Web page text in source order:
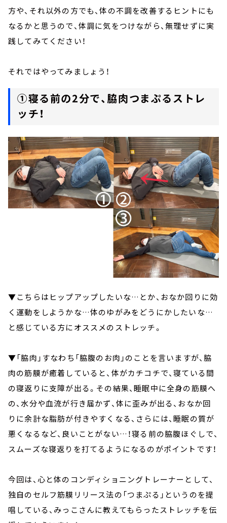
方や、それ以外の方でも、体の不調を改善するヒントにも
なるかと思うので、体調に気をつけながら、無理せずに実
践してみてください！
それではやってみましょう！
①寝る前の2分で、脇肉つまぷるストレ
ッチ！
▼こちらはヒップアップしたいな…とか、おなか回りに効
く運動をしようかな…体のゆがみをどうにかしたいな…
と感じている方にオススメのストレッチ。
▼「脇肉」すなわち「脇腹のお肉」のことを言いますが、脇
肉の筋膜が癒着していると、体がカチコチで、寝ている間
の寝返りに支障が出る。その結果、睡眠中に全身の筋膜へ
の、水分や血流が行き届かず、体に歪みが出る、おなか回
りに余計な脂肪が付きやすくなる、さらには、睡眠の質が
悪くなるなど、良いことがない…！寝る前の脇腹ほぐしで、
スムーズな寝返りを打てるようになるのがポイントです！
今回は、心と体のコンディショニングトレーナーとして、
独自のセルフ筋膜リリース法の「つまぷる」というのを提
唱している、みっこさんに教えてもらったストレッチを伝